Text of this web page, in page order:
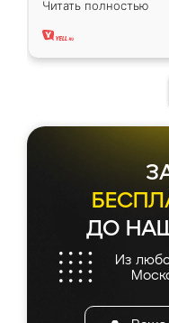
два года,
Читать полностью
ДО
Из